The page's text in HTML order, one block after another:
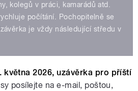
kolegů v práci, kamarádů atd.
počítání. Pochopitelně se
je vždy následující středu v
května 2026, uzávěrka pro příští
posílejte na e-mail, poštou,